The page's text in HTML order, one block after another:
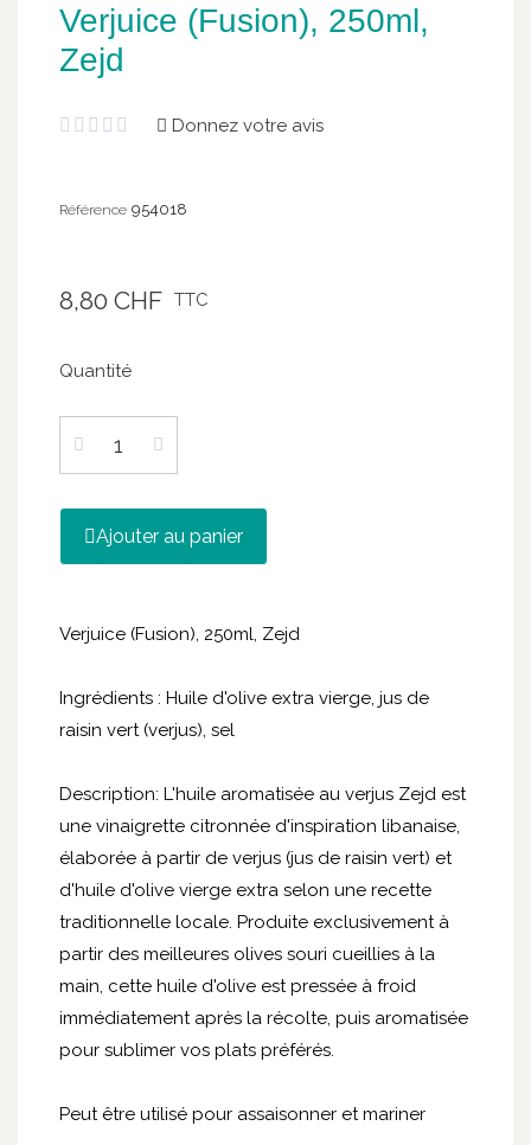
Verjuice (Fusion), 250ml,
Zejd
     Donnez votre avis
Référence 954018
8,80 CHF TTC
Quantité
Ajouter au panier
Verjuice (Fusion), 250ml, Zejd
Ingrédients : Huile d'olive extra vierge, jus de
raisin vert (verjus), sel
Description: L'huile aromatisée au verjus Zejd est
une vinaigrette citronnée d'inspiration libanaise,
élaborée à partir de verjus (jus de raisin vert) et
d'huile d'olive vierge extra selon une recette
traditionnelle locale. Produite exclusivement à
partir des meilleures olives souri cueillies à la
main, cette huile d'olive est pressée à froid
immédiatement après la récolte, puis aromatisée
pour sublimer vos plats préférés.
Peut être utilisé pour assaisonner et mariner